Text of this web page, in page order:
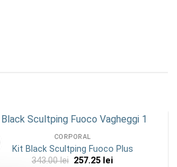
CORPORAL
Kit Black Scultping Fuoco Plus
343.00lei Prețul
257.25 lei